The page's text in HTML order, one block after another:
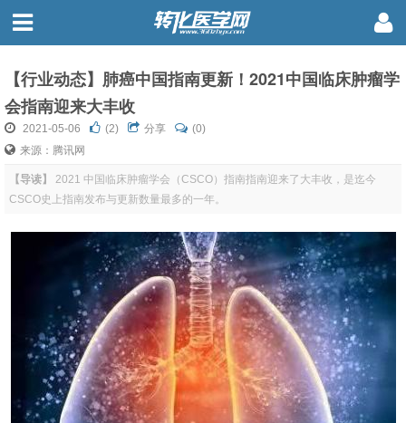
【行业动态】肺癌中国指南更新！2021中国临床肿瘤学
会指南迎来大丰收
2021-05-06 (2) 分享
(0)
来源：腾讯网
【导读】
2021 中国临床肿瘤学会（CSCO）指南指南迎来了大丰收，是迄今
CSCO史上指南发布与更新数量最多的一年。